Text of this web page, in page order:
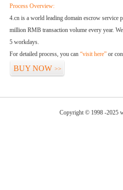
Process Overview:
4.cn is a world leading domain escrow service
million RMB transaction volume every year.
5 workdays.
For detailed process, you can “visit here” or
BUY NOW >>
Copyright © 1998 -2025